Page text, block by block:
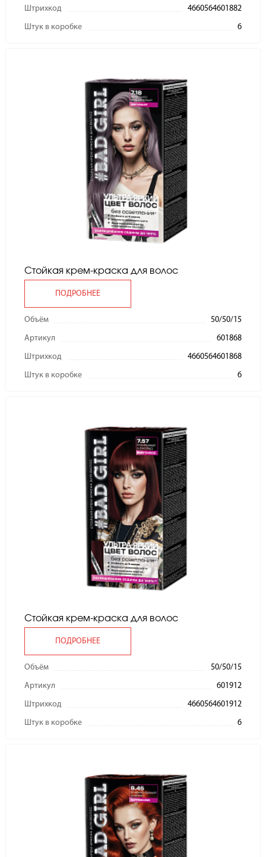
Штрихкод 4660564601882
Штук в коробке 6
Стойкая крем-краска для волос
ПОДРОБНЕЕ
Объём 50/50/15
Артикул 601868
Штрихкод 4660564601868
Штук в коробке 6
Стойкая крем-краска для волос
ПОДРОБНЕЕ
Объём 50/50/15
Артикул 601912
Штрихкод 4660564601912
Штук в коробке 6